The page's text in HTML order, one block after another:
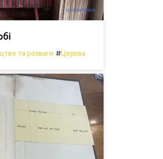
та розваги #Церква